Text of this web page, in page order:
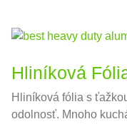
Hliníková
Hliníková fólia s
odolnosť. Mnoho